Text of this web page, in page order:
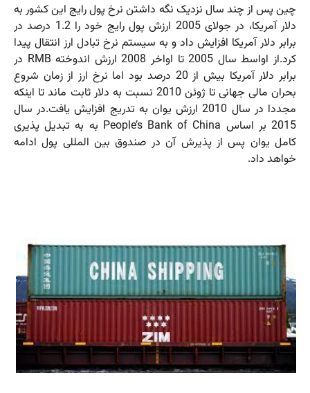
چین پس از چند سال نزدیک نگه داشتن نرخ پول رایج این کشور به
دلار آمریکا، در جولای 2005 ارزش پول رایج خود را 1.2 درصد در
برابر دلار آمریکا افزایش داد و به سیستم نرخ تبادل ارز انتقال پیدا
کرد.از اواسط سال 2005 تا اواخر 2008 ارزش اندوخته RMB در
برابر دلار آمریکا بیش از 20 درصد بود اما نرخ ارز از زمان شروع
بحران مالی جهانی تا ژوئن 2010 نسبت به دلار ثابت ماند تا اینکه
مجددا در سال 2010 ارزش یوان به تدریج افزایش یافت.در سال
2015 بر اساس People’s Bank of China به به تبدیل پذیری
کامل یوان پس از پذیرش آن در صندوق بین المللی پول ادامه
خواهد داد.